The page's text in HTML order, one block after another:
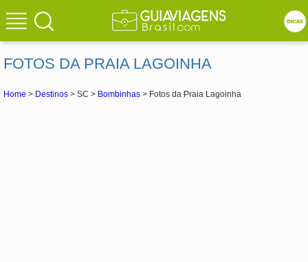
FOTOS DA PRAIA LAGOINHA
Home > Destinos > SC > Bombinhas > Fotos da Praia Lagoinha